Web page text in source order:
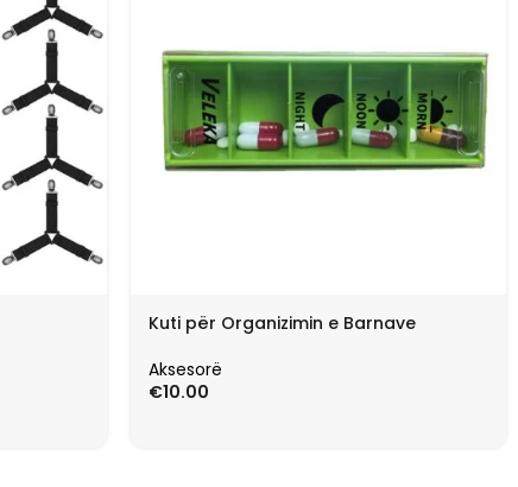
Kuti për Organizimin e Barnave
Aksesorë
€10.00